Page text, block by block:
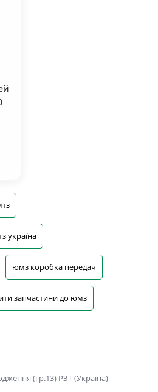
україна
юмз коробка передач
запчастини до юмз